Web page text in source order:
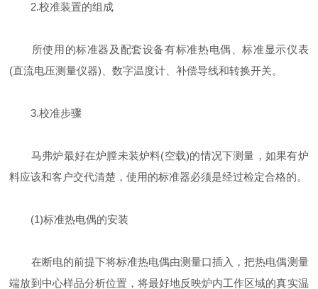
2.校准装置的组成
所使用的标准器及配套设备有标准热电偶、标准显示仪表
(直流电压测量仪器)、数字温度计、补偿导线和转换开关。
3.校准步骤
马弗炉最好在炉膛未装炉料(空载)的情况下测量，如果有炉
料应该和客户交代清楚，使用的标准器必须是经过检定合格的。
(1)标准热电偶的安装
在断电的前提下将标准热电偶由测量口插入，把热电偶测量
端放到中心样品分析位置，将最好地反映炉内工作区域的真实温